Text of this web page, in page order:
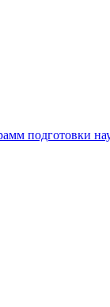
подготовки